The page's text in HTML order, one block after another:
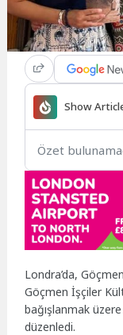
Show
Özet
Londra’da,
Göçmen İşçiler
bağışlanmak
düzenledi.